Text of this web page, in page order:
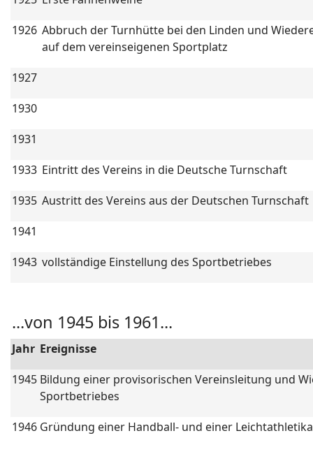
1926 Abbruch der Turnhütte bei den Linden und
auf dem vereinseigenen Sportplatz
1927
1930
1931
1933 Eintritt des Vereins in die Deutsche Turnschaft
1935 Austritt des Vereins aus der Deutschen Turnschaft
1941
1943 vollständige Einstellung des Sportbetriebes
...von 1945 bis 1961...
Jahr Ereignisse
1945 Bildung einer provisorischen Vereinsleitung und
Sportbetriebes
1946 Gründung einer Handball- und einer